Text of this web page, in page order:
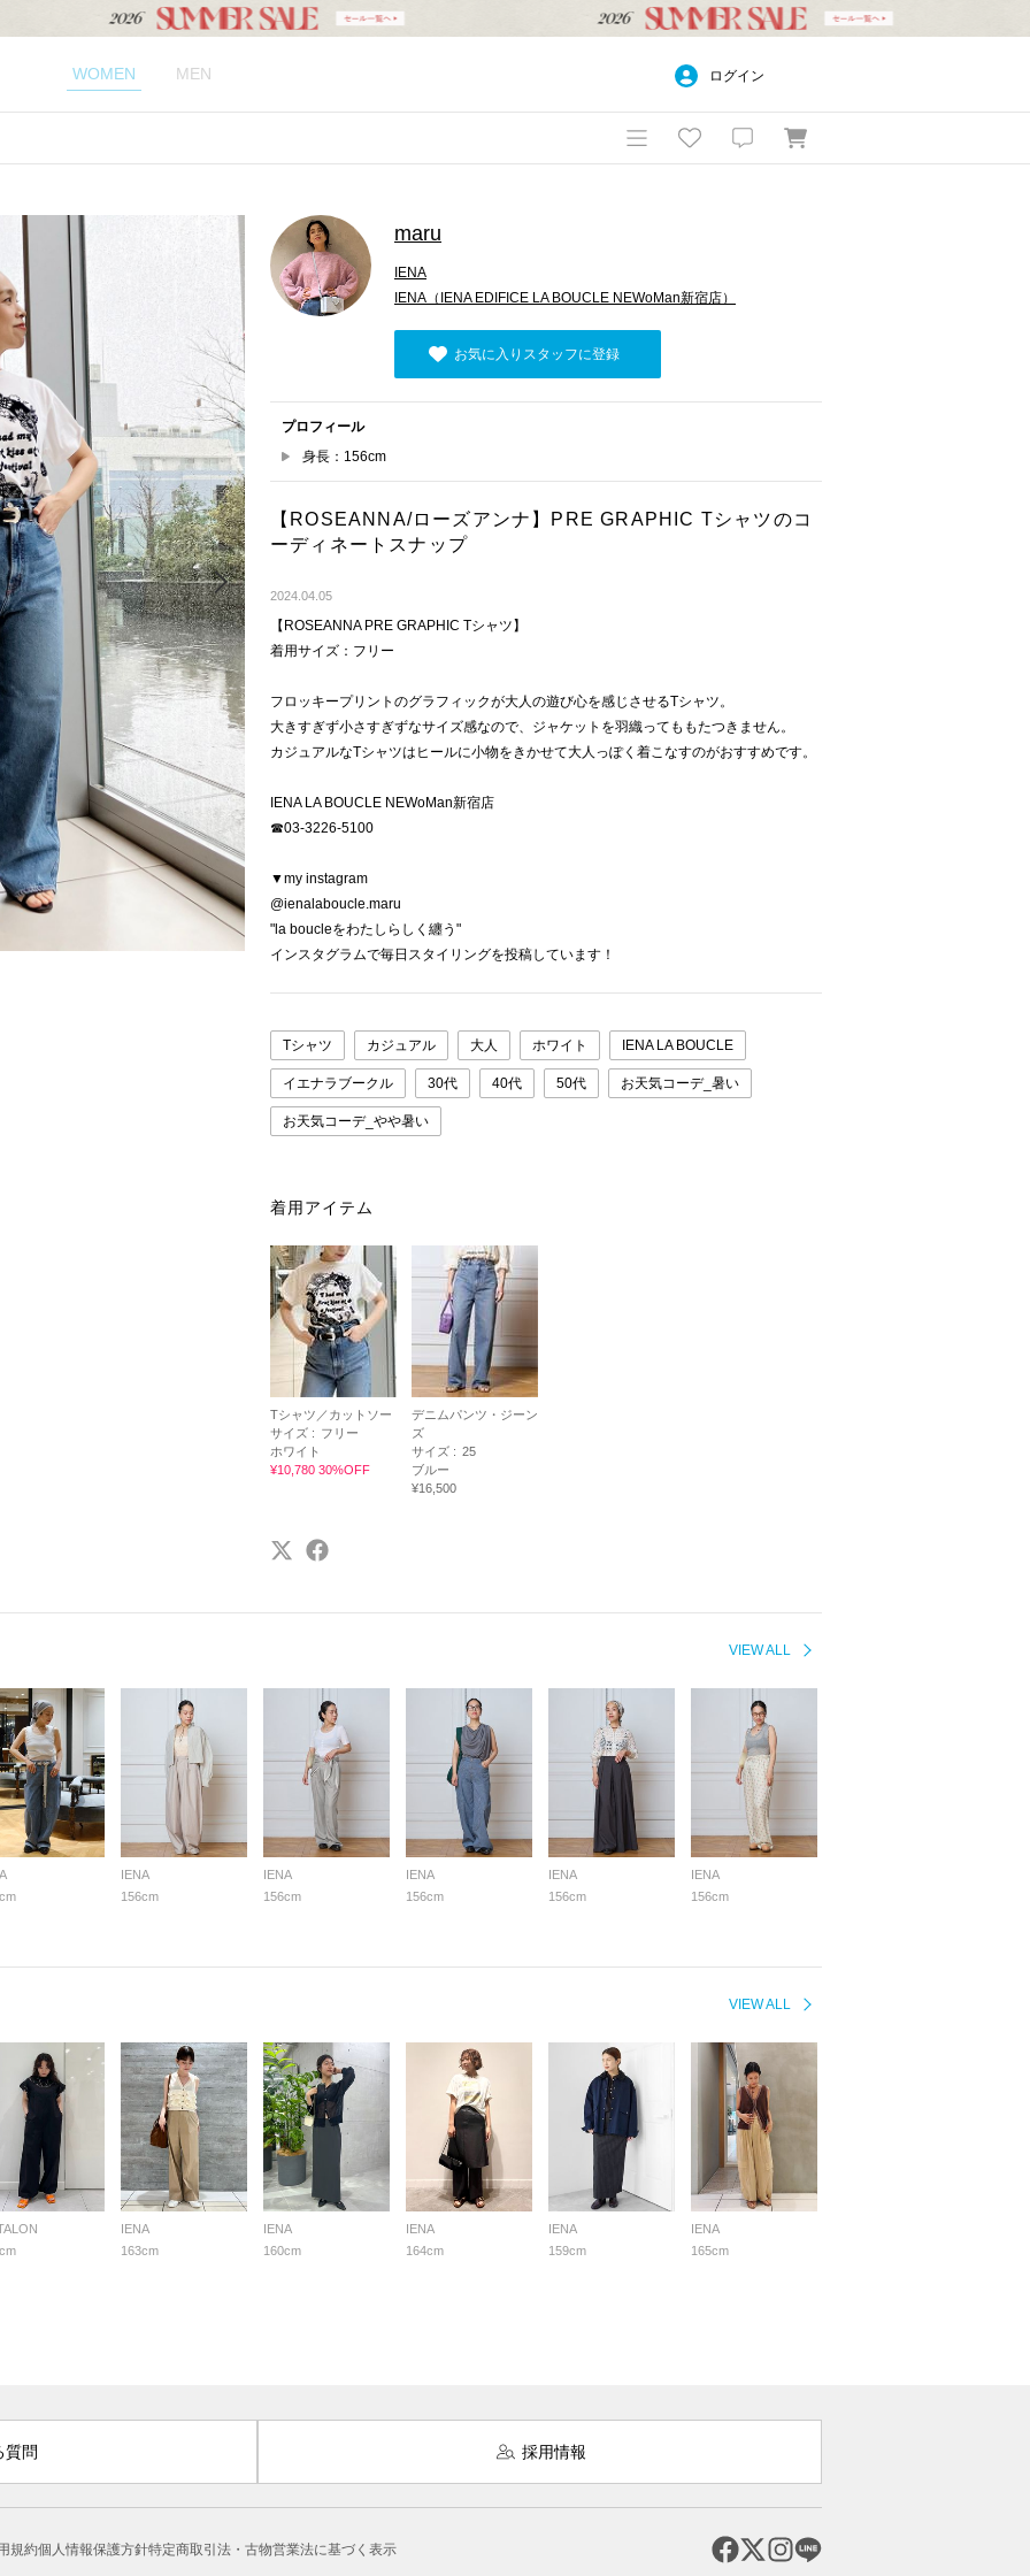
WOMEN MEN ログイン
maru
IENA
IENA（IENA EDIFICE LA BOUCLE NEWoMan新宿店）
お気に入りスタッフに登録
プロフィール
身長：156cm
【ROSEANNA/ローズアンナ】PRE GRAPHIC Tシャツのコ
ーディネートスナップ
2024.04.05
【ROSEANNA PRE GRAPHIC Tシャツ】
着用サイズ：フリー
フロッキープリントのグラフィックが大人の遊び心を感じさせるTシャツ。
大きすぎず小さすぎずなサイズ感なので、ジャケットを羽織ってももたつきません。
カジュアルなTシャツはヒールに小物をきかせて大人っぽく着こなすのがおすすめです。
IENA LA BOUCLE NEWoMan新宿店
☎︎03-3226-5100
▼my instagram
@ienalaboucle.maru
"la boucleをわたしらしく纏う"
インスタグラムで毎日スタイリングを投稿しています！
Tシャツ カジュアル 大人 ホワイト IENA LA BOUCLE
イエナラブークル 30代 40代 50代 お天気コーデ_暑い
お天気コーデ_やや暑い
着用アイテム
Tシャツ／カットソー
サイズ : フリー
ホワイト
¥10,780 30%OFF
デニムパンツ・ジーン
ズ
サイズ : 25
ブルー
¥16,500
VIEW ALL
IENA
156cm
IENA
156cm
IENA
156cm
IENA
156cm
IENA
156cm
VIEW ALL
IENA
163cm
IENA
160cm
IENA
164cm
IENA
159cm
IENA
165cm
質問 採用情報
規約個人情報保護方針特定商取引法・古物営業法に基づく表示